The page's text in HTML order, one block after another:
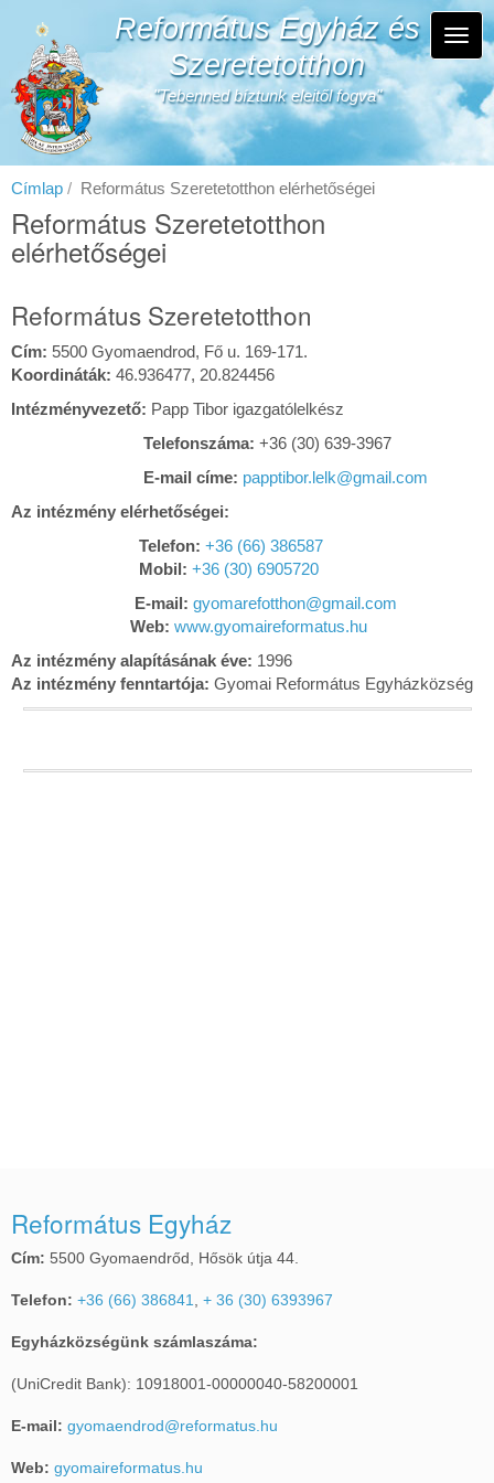
tartalomra
Református Egyház és
Szeretetotthon
"Tebenned bíztunk eleitől fogva"
Címlap Református Szeretetotthon elérhetőségei
Református Szeretetotthon
elérhetőségei
Református Szeretetotthon
Cím: 5500 Gyomaendrod, Fő u. 169-171.
Koordináták: 46.936477, 20.824456
Intézményvezető: Papp Tibor igazgatólelkész
Telefonszáma: +36 (30) 639-3967
E-mail címe: papptibor.lelk@gmail.com
Az intézmény elérhetőségei:
Telefon: +36 (66) 386587
Mobil: +36 (30) 6905720
E-mail: gyomarefotthon@gmail.com
Web: www.gyomaireformatus.hu
Az intézmény alapításának éve: 1996
Az intézmény fenntartója: Gyomai Református Egyházközség
Református Egyház
Cím: 5500 Gyomaendrőd, Hősök útja 44.
Telefon: +36 (66) 386841, + 36 (30) 6393967
Egyházközségünk számlaszáma:
(UniCredit Bank): 10918001-00000040-58200001
E-mail: gyomaendrod@reformatus.hu
Web: gyomaireformatus.hu